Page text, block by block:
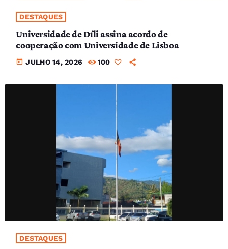
DESTAQUES
Universidade de Díli assina acordo de
cooperação com Universidade de Lisboa
today JULHO 14, 2026 100
DESTAQUES